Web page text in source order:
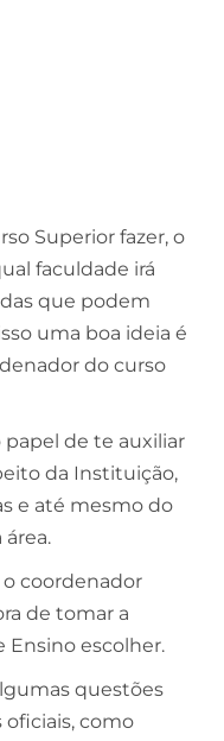
Superior fazer, o
faculdade irá
que podem
uma boa ideia é
do curso
papel de te auxiliar
da Instituição,
e até mesmo do
coordenador
de tomar a
Ensino escolher.
questões
como